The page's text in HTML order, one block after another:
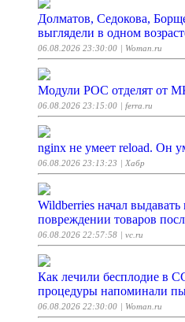
Долматов, Седокова,
выглядели в одном
06.08.2026 23:30:00 | Woman.ru
Модули РОС отделят от
06.08.2026 23:15:00 | ferra.ru
nginx не умеет reload. Он
06.08.2026 23:13:23 | Хабр
Wildberries начал
повреждении товаров
06.08.2026 22:57:58 | vc.ru
Как лечили бесплодие в
процедуры напоминали
06.08.2026 22:30:00 | Woman.ru